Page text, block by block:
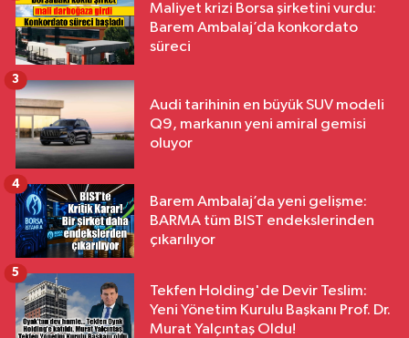
Maliyet krizi Borsa şirketini vurdu:
Barem Ambalaj’da konkordato
süreci
Audi tarihinin en büyük SUV modeli
Q9, markanın yeni amiral gemisi
oluyor
3
Barem Ambalaj’da yeni gelişme:
BARMA tüm BIST endekslerinden
çıkarılıyor
4
Tekfen Holding'de Devir Teslim:
Yeni Yönetim Kurulu Başkanı Prof. Dr.
Murat Yalçıntaş Oldu!
5